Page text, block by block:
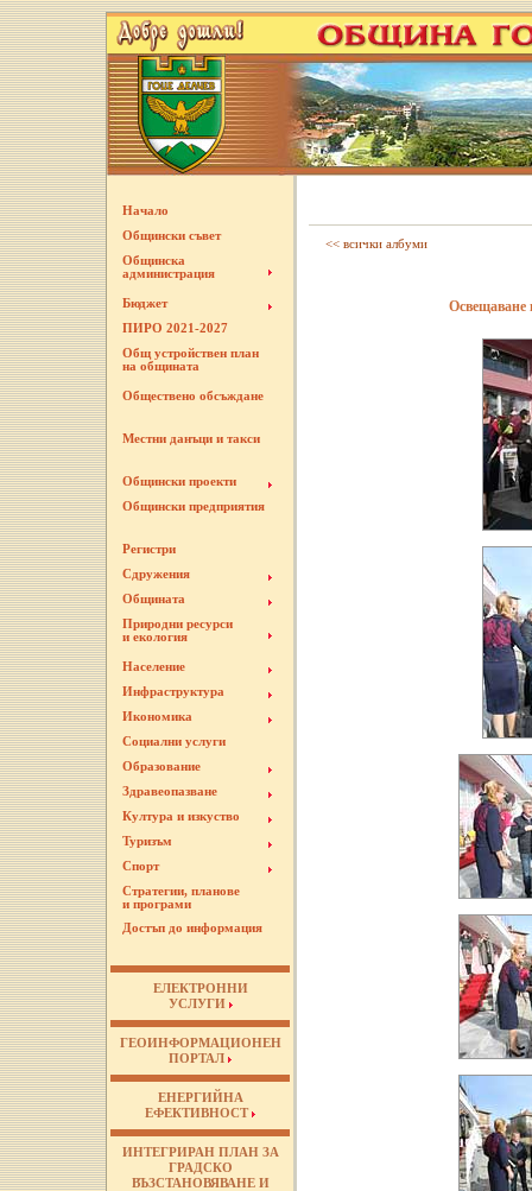
ЕЛЕКТРОННИ
УСЛУГИ
ГЕОИНФОРМАЦИОНЕН
ПОРТАЛ
ЕНЕРГИЙНА
ЕФЕКТИВНОСТ
ИНТЕГРИРАН ПЛАН ЗА
ГРАДСКО
ВЪЗСТАНОВЯВАНЕ И
<< всички албуми
Освещаване
Начало
Общински съвет
Общинска
администрация
Бюджет
ПИРО 2021-2027
Общ устройствен план
на общината
Обществено обсъждане
Местни данъци и такси
Общински проекти
Общински предприятия
Регистри
Сдружения
Общината
Природни ресурси
и екология
Население
Инфраструктура
Икономика
Социални услуги
Образование
Здравеопазване
Култура и изкуство
Туризъм
Спорт
Стратегии, планове
и програми
Достъп до информация